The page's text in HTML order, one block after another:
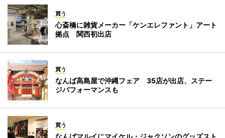
買う
心斎橋に雑貨メーカー「ケンエレファント」アート
拠点 関西初出店
買う
なんば高島屋で沖縄フェア 35店が出店、ステー
ジパフォーマンスも
買う
なんばマルイにマイケル・ジャクソンのグッズスト